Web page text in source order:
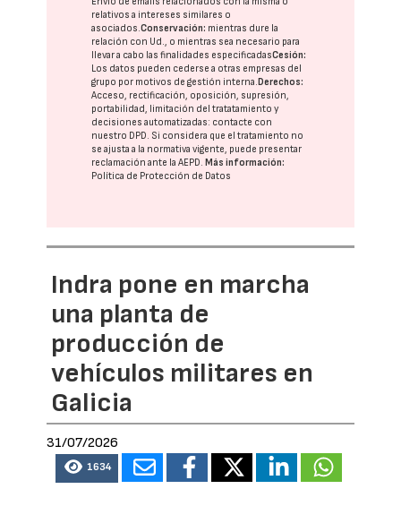
relativos a intereses similares o
asociados.Conservación: mientras dure la
relación con Ud., o mientras sea necesario para
llevar a cabo las finalidades especificadasCesión:
Los datos pueden cederse a otras empresas del
grupo por motivos de gestión interna.Derechos:
Acceso, rectificación, oposición, supresión,
portabilidad, limitación del tratatamiento y
decisiones automatizadas: contacte con
nuestro DPD . Si considera que el tratamiento no
se ajusta a la normativa vigente, puede presentar
reclamación ante laAEPD .Más información:
Política de Protección de Datos
Indra pone en marcha
una planta de
producción de
vehículos militares en
Galicia
31/07/2026
1634